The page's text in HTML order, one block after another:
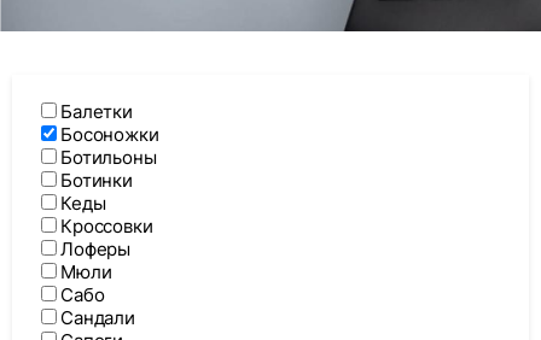
Балетки
Босоножки
Ботильоны
Ботинки
Кеды
Кроссовки
Лоферы
Мюли
Сабо
Сандали